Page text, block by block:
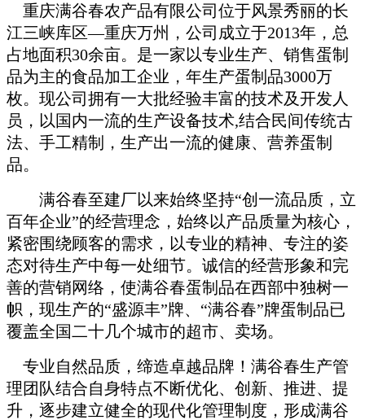
重庆满谷春农产品有限公司位于风景秀丽的长
江三峡库区—重庆万州，公司成立于2013年，总
占地面积30余亩。是一家以专业生产、销售蛋制
品为主的食品加工企业，年生产蛋制品3000万
枚。现公司拥有一大批经验丰富的技术及开发人
员，以国内一流的生产设备技术,结合民间传统古
法、手工精制，生产出一流的健康、营养蛋制
品。
满谷春至建厂以来始终坚持“创一流品质，立
百年企业”的经营理念，始终以产品质量为核心，
紧密围绕顾客的需求，以专业的精神、专注的姿
态对待生产中每一处细节。诚信的经营形象和完
善的营销网络，使满谷春蛋制品在西部中独树一
帜，现生产的“盛源丰”牌、“满谷春”牌蛋制品已
覆盖全国二十几个城市的超市、卖场。
专业自然品质，缔造卓越品牌！满谷春生产管
理团队结合自身特点不断优化、创新、推进、提
升，逐步建立健全的现代化管理制度，形成满谷